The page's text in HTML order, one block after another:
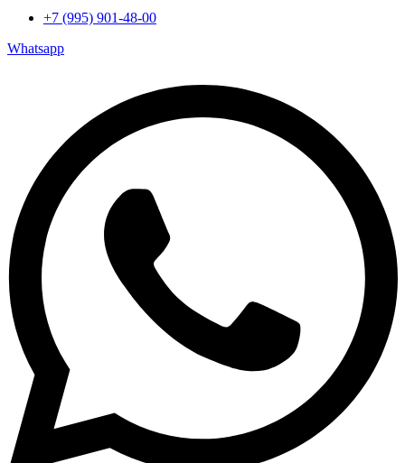
+7 (995) 901-48-00
Whatsapp